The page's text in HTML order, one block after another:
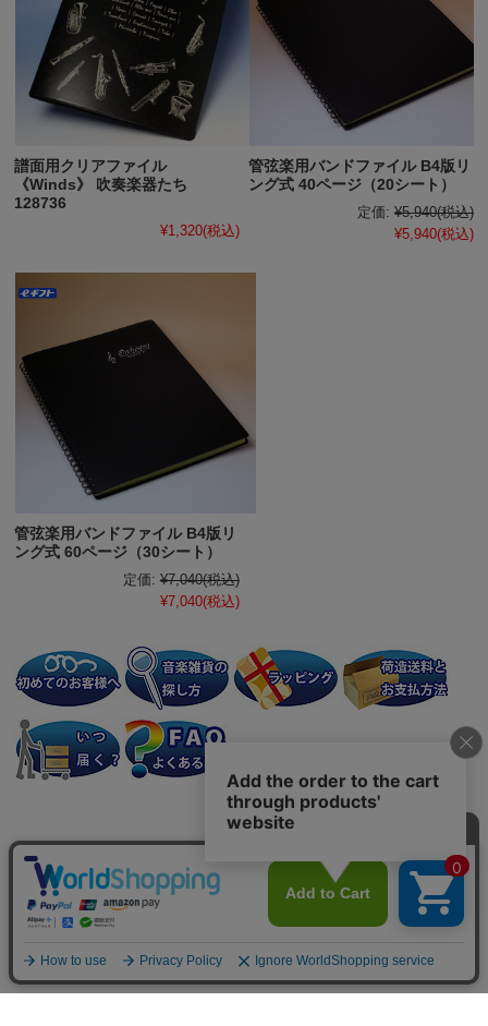
譜面用クリアファイル
《Winds》 吹奏楽器たち
128736
¥1,320(税込)
管弦楽用バンドファイル B4版リ
ング式 40ページ（20シート）
定価: ¥5,940(税込)
¥5,940(税込)
管弦楽用バンドファイル B4版リ
ング式 60ページ（30シート）
定価: ¥7,040(税込)
¥7,040(税込)